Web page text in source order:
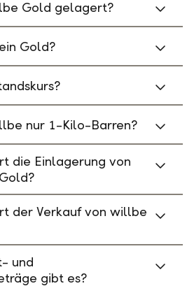
Gold gelagert?
Gold?
nur 1-Kilo-Barren?
die Einlagerung von
der Verkauf von willbe
und
gibt es?